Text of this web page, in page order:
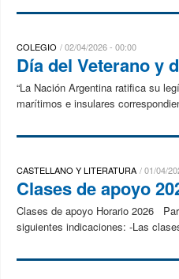
COLEGIO 02/04/2026 - 00:00
Día del Veterano y
“La Nación Argentina ratifica su
marítimos e insulares
CASTELLANO Y LITERATURA 01/04/
Clases de apoyo
Clases de apoyo Horario 2026
siguientes indicaciones: -Las